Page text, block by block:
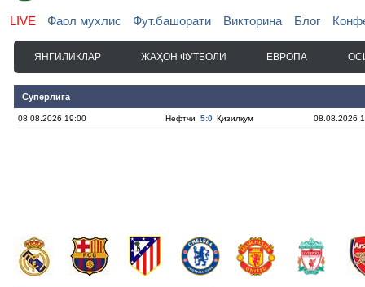
LIVE Фаол мухлис Фут.башорати Викторина Блог
ЯНГИЛИКЛАР ЖАҲОН ФУТБОЛИ ЕВРОПА
Суперлига
08.08.2026 19:00 Нефтчи 5:0 Қизилқум 08.08.2026